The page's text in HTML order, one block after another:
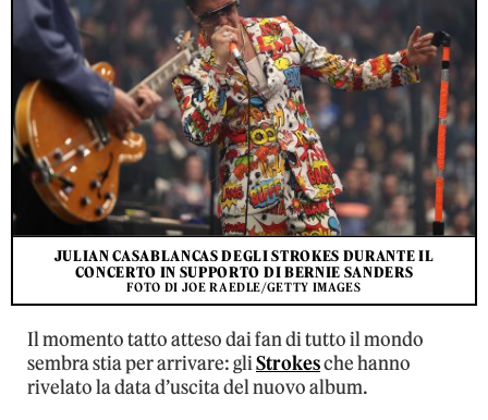
JULIAN CASABLANCAS DEGLI STROKES DURANTE IL
CONCERTO IN SUPPORTO DI BERNIE SANDERS
FOTO DI JOE RAEDLE/GETTY IMAGES
Il momento tatto atteso dai fan di tutto il mondo
sembra stia per arrivare: gliStrokesche hanno
rivelato la data d’uscita del nuovo album.